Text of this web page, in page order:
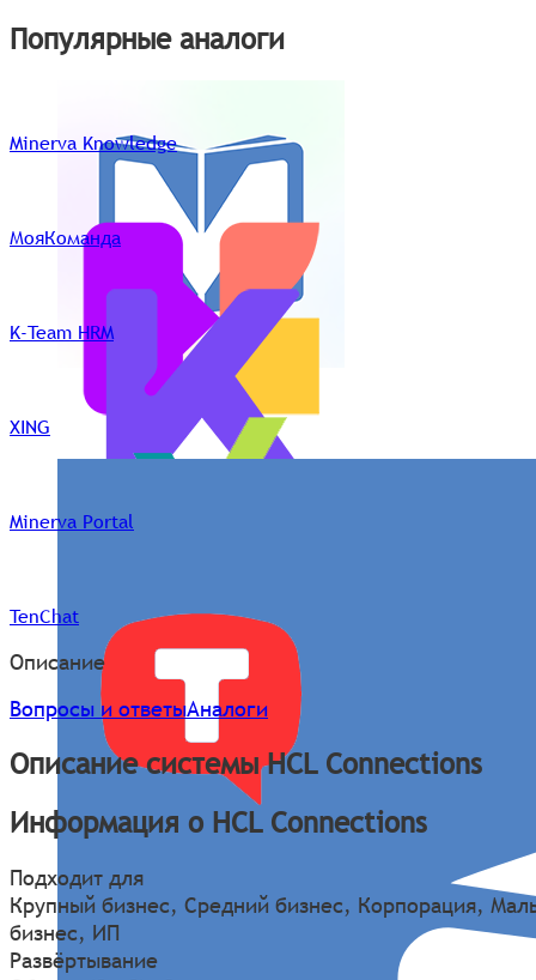
Популярные аналоги
Minerva Knowledge
МояКоманда
K-Team HRM
XING
Minerva Portal
TenChat
Описание
Вопросы и ответыАналоги
Описание системы HCL Connections
Информация о HCL Connections
Подходит для
Крупный бизнес, Средний бизнес, Корпорация,
бизнес, ИП
Развёртывание